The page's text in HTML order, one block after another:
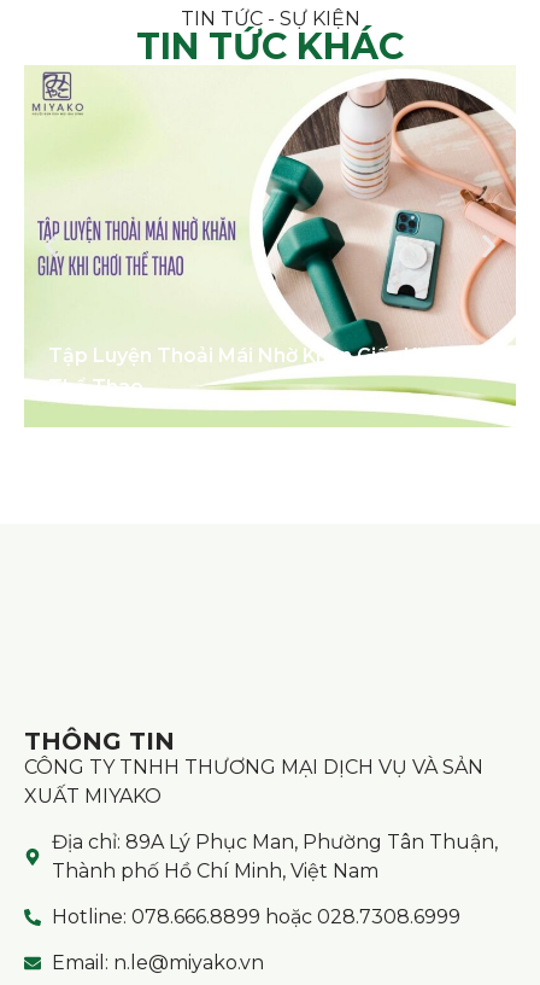
TIN TỨC - SỰ KIỆN
TIN TỨC KHÁC
Tập Luyện Thoải Mái Nhờ Khăn Giấy Khi Chơi
Thể Thao
THÔNG TIN
CÔNG TY TNHH THƯƠNG MẠI DỊCH VỤ VÀ SẢN
XUẤT MIYAKO
Địa chỉ: 89A Lý Phục Man, Phường Tân Thuận,
Thành phố Hồ Chí Minh, Việt Nam
Hotline: 078.666.8899 hoặc 028.7308.6999
Email: n.le@miyako.vn